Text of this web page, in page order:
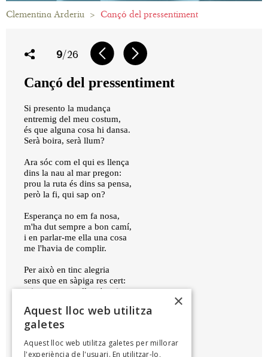
Clementina Arderiu > Cançó del pressentiment
9/26
Cançó del pressentiment
Si presento la mudança
entremig del meu costum,
és que alguna cosa hi dansa.
Serà boira, serà llum?
Ara sóc com el qui es llença
dins la nau al mar pregon:
prou la ruta és dins sa pensa,
però la fi, qui sap on?
Esperança no em fa nosa,
m'ha dut sempre a bon camí,
i en parlar-me ella una cosa
me l'havia de complir.
Per això en tinc alegria
sens que en sàpiga res cert:
missatger que ella m'envia
L'altra llibertat, 1920
×
Aquest lloc web utilitza
galetes
Aquest lloc web utilitza galetes per millorar
l'experiència de l'usuari. En utilitzar-lo,